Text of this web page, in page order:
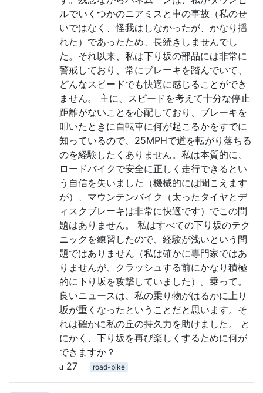
ルでいくつかのニアミスと車の事故（私のせ
いではなく、怪我はしなかったが、かなり揺
れた）であったため、長続きしませんでし
た。それ以来、私は下り坂の部品には非常に
警戒しており、常にブレーキを踏んでいて、
どんなスピードでも快適に感じることができ
ません。 主に、スピードを考えて十分な停止
距離がないことを心配しており、ブレーキを
叩いたときに自転車に何が起こるかをすでに
知っているので、25MPHで道を転がり落ちる
のを経験したくありません。私は本質的に、
ロードバイクで安全に正しく走行できるとい
う自信を失いました（機械的には聞こえます
が）、マウンテンバイク（太ったタイヤとデ
ィスクブレーキは非常に快適です）でこの問
題はありません。 私はすべての下り坂のテク
ニックを練習したので、経験が浅いという問
題ではありません（私は確かに専門家ではあ
りませんが、クラッシュする前にかなり積極
的に下り坂を攻撃していました）。乗って。
良いニュースは、私の乗り物がはるかに上り
坂が重くなったということだと思います。そ
れは確かに私の丘の持久力を助けました。 と
にかく、下り坂を再び楽しくするために何が
できますか？
27
road-bike